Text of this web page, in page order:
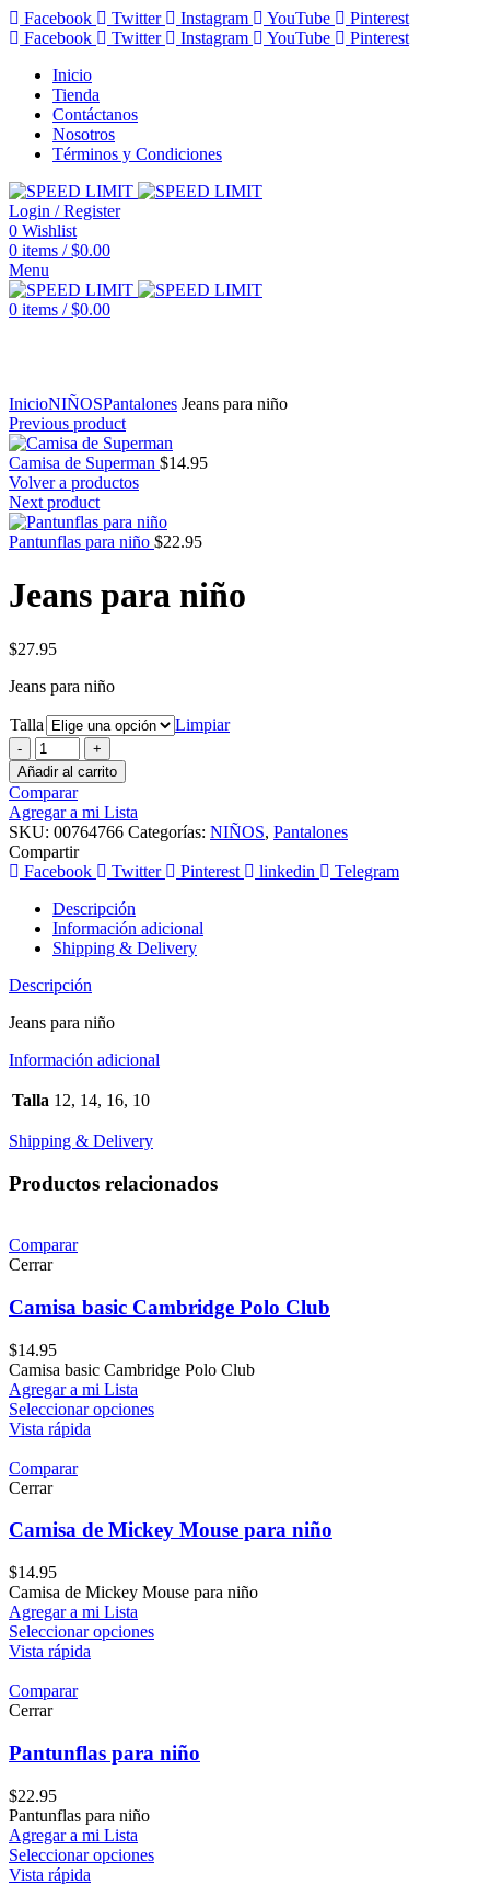
Facebook Twitter Instagram YouTube
Pinterest
Facebook
Twitter Instagram YouTube
Pinterest
Inicio
Tienda
Contáctanos
Nosotros
Términos y Condiciones
Login / Register
0 Wishlist
0 items / $0.00
Menu
0 items / $0.00
InicioNIÑOSPantalones Jeans para niño
Previous product
Camisa de Superman $14.95
Volver a productos
Next product
Pantunflas para niño $22.95
Jeans para niño
$27.95
Jeans para niño
Talla
Limpiar
Jeans
para
niño
cantidad
Añadir al carrito
Comparar
Agregar a mi Lista
SKU: 00764766 Categorías: NIÑOS, Pantalones
Compartir
Facebook
Twitter Pinterest linkedin
Telegram
Descripción
Información adicional
Shipping & Delivery
Descripción
Jeans para niño
Información adicional
Talla 12, 14, 16, 10
Shipping & Delivery
Productos relacionados
Comparar
Cerrar
Camisa basic Cambridge Polo Club
$14.95
Camisa basic Cambridge Polo Club
Agregar a mi Lista
Seleccionar opciones
Vista rápida
Comparar
Cerrar
Camisa de Mickey Mouse para niño
$14.95
Camisa de Mickey Mouse para niño
Agregar a mi Lista
Seleccionar opciones
Vista rápida
Comparar
Cerrar
Pantunflas para niño
$22.95
Pantunflas para niño
Agregar a mi Lista
Seleccionar opciones
Vista rápida